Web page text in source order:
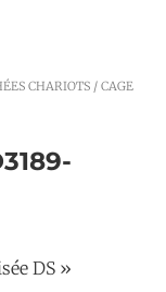
CHARIOTS / CAGE
DS »